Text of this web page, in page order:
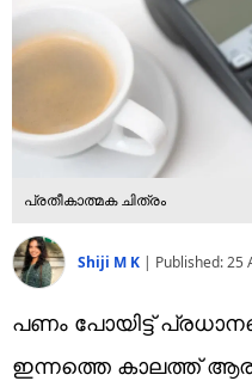
Short Videos
പ്രതീകാത്മക ചിത്രം
Shiji M K | Published:25
പണം പോയിട്ട്
ഇന്നത്തെ കാലത്ത്